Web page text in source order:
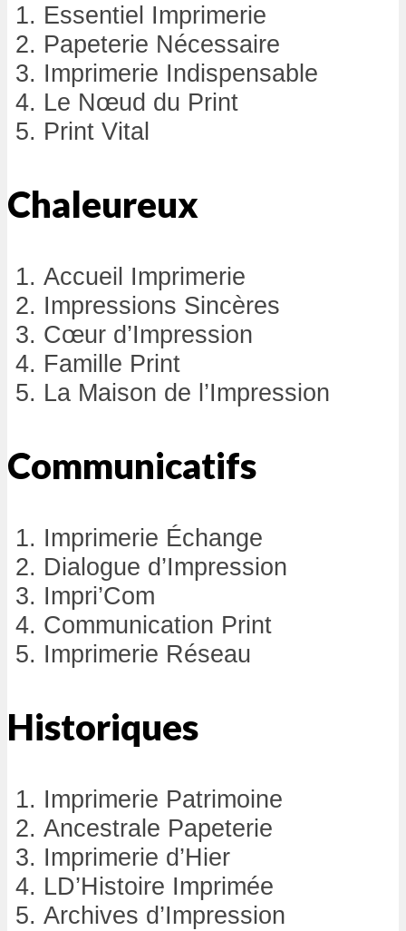
Essentiel Imprimerie
Papeterie Nécessaire
Imprimerie Indispensable
Le Nœud du Print
Print Vital
Chaleureux
Accueil Imprimerie
Impressions Sincères
Cœur d’Impression
Famille Print
La Maison de l’Impression
Communicatifs
Imprimerie Échange
Dialogue d’Impression
Impri’Com
Communication Print
Imprimerie Réseau
Historiques
Imprimerie Patrimoine
Ancestrale Papeterie
Imprimerie d’Hier
LD’Histoire Imprimée
Archives d’Impression